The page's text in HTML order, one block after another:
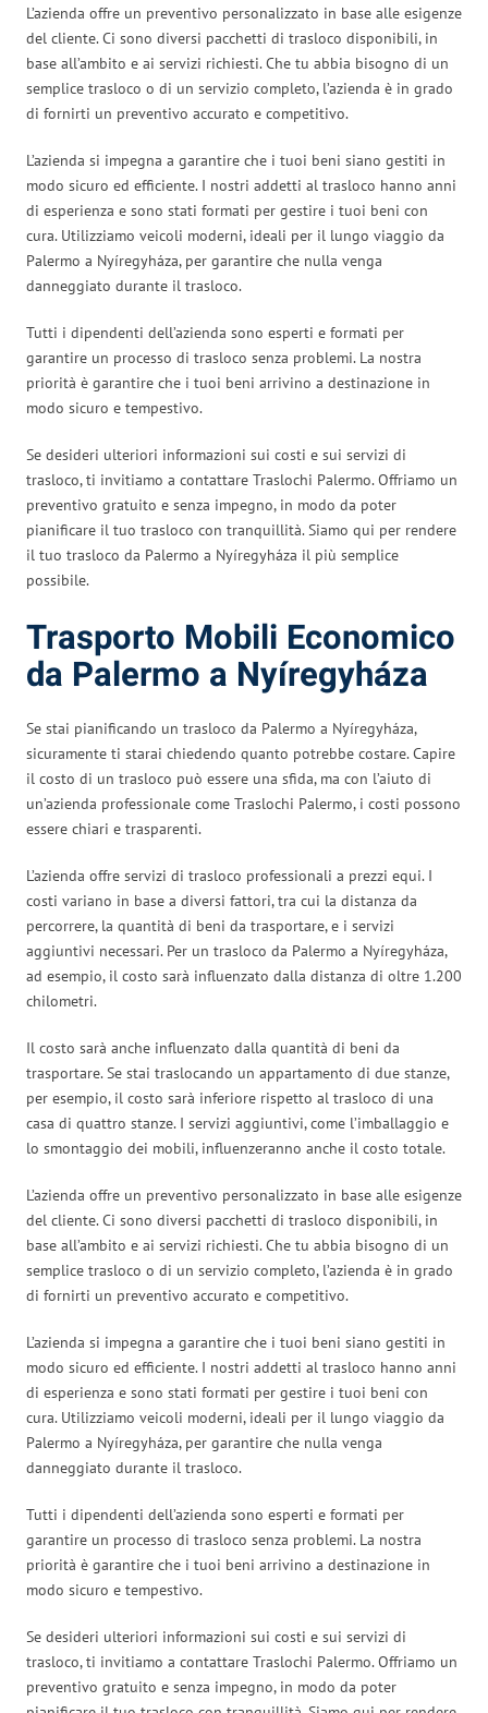
L’azienda offre un preventivo personalizzato in base alle esigenze
del cliente. Ci sono diversi pacchetti di trasloco disponibili, in
base all’ambito e ai servizi richiesti. Che tu abbia bisogno di un
semplice trasloco o di un servizio completo, l’azienda è in grado
di fornirti un preventivo accurato e competitivo.
L’azienda si impegna a garantire che i tuoi beni siano gestiti in
modo sicuro ed efficiente. I nostri addetti al trasloco hanno anni
di esperienza e sono stati formati per gestire i tuoi beni con
cura. Utilizziamo veicoli moderni, ideali per il lungo viaggio da
Palermo a Nyíregyháza, per garantire che nulla venga
danneggiato durante il trasloco.
Tutti i dipendenti dell’azienda sono esperti e formati per
garantire un processo di trasloco senza problemi. La nostra
priorità è garantire che i tuoi beni arrivino a destinazione in
modo sicuro e tempestivo.
Se desideri ulteriori informazioni sui costi e sui servizi di
trasloco, ti invitiamo a contattare Traslochi Palermo. Offriamo un
preventivo gratuito e senza impegno, in modo da poter
pianificare il tuo trasloco con tranquillità. Siamo qui per rendere
il tuo trasloco da Palermo a Nyíregyháza il più semplice
possibile.
Trasporto Mobili Economico
da Palermo a Nyíregyháza
Se stai pianificando un trasloco da Palermo a Nyíregyháza,
sicuramente ti starai chiedendo quanto potrebbe costare. Capire
il costo di un trasloco può essere una sfida, ma con l’aiuto di
un’azienda professionale come Traslochi Palermo, i costi possono
essere chiari e trasparenti.
L’azienda offre servizi di trasloco professionali a prezzi equi. I
costi variano in base a diversi fattori, tra cui la distanza da
percorrere, la quantità di beni da trasportare, e i servizi
aggiuntivi necessari. Per un trasloco da Palermo a Nyíregyháza,
ad esempio, il costo sarà influenzato dalla distanza di oltre 1.200
chilometri.
Il costo sarà anche influenzato dalla quantità di beni da
trasportare. Se stai traslocando un appartamento di due stanze,
per esempio, il costo sarà inferiore rispetto al trasloco di una
casa di quattro stanze. I servizi aggiuntivi, come l’imballaggio e
lo smontaggio dei mobili, influenzeranno anche il costo totale.
L’azienda offre un preventivo personalizzato in base alle esigenze
del cliente. Ci sono diversi pacchetti di trasloco disponibili, in
base all’ambito e ai servizi richiesti. Che tu abbia bisogno di un
semplice trasloco o di un servizio completo, l’azienda è in grado
di fornirti un preventivo accurato e competitivo.
L’azienda si impegna a garantire che i tuoi beni siano gestiti in
modo sicuro ed efficiente. I nostri addetti al trasloco hanno anni
di esperienza e sono stati formati per gestire i tuoi beni con
cura. Utilizziamo veicoli moderni, ideali per il lungo viaggio da
Palermo a Nyíregyháza, per garantire che nulla venga
danneggiato durante il trasloco.
Tutti i dipendenti dell’azienda sono esperti e formati per
garantire un processo di trasloco senza problemi. La nostra
priorità è garantire che i tuoi beni arrivino a destinazione in
modo sicuro e tempestivo.
Se desideri ulteriori informazioni sui costi e sui servizi di
trasloco, ti invitiamo a contattare Traslochi Palermo. Offriamo un
preventivo gratuito e senza impegno, in modo da poter